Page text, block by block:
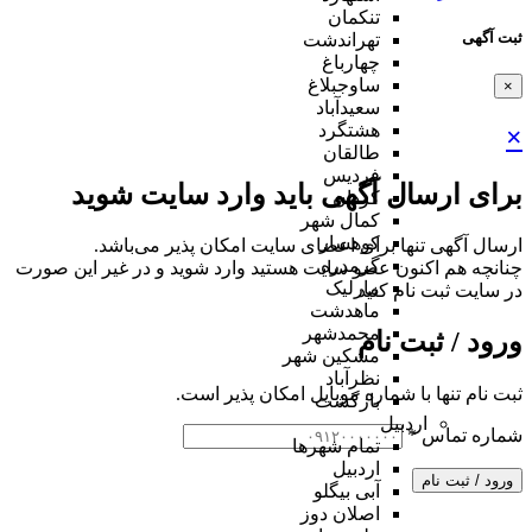
ثبت آگهی
×
×
برای ارسال آگهی باید وارد سایت شوید
ارسال آگهی تنها برای اعضای سایت امکان پذیر می‌باشد.
چنانچه هم‌ اکنون عضو سایت هستید وارد شوید و در غیر این صورت
در سایت ثبت نام کنید
ورود / ثبت نام
ثبت نام تنها با شماره موبایل امکان پذیر است.
شماره تماس*
ورود / ثبت نام
تنکمان
تهراندشت
چهارباغ
ساوجبلاغ
سعیدآباد
هشتگرد
طالقان
فردیس
کردان
کمال شهر
کوهسار
گرمدره
مارلیک
ماهدشت
محمدشهر
مشکین شهر
نظرآباد
بازگشت
اردبیل
تمام شهر‌ها
اردبیل
آبی بیگلو
اصلان دوز